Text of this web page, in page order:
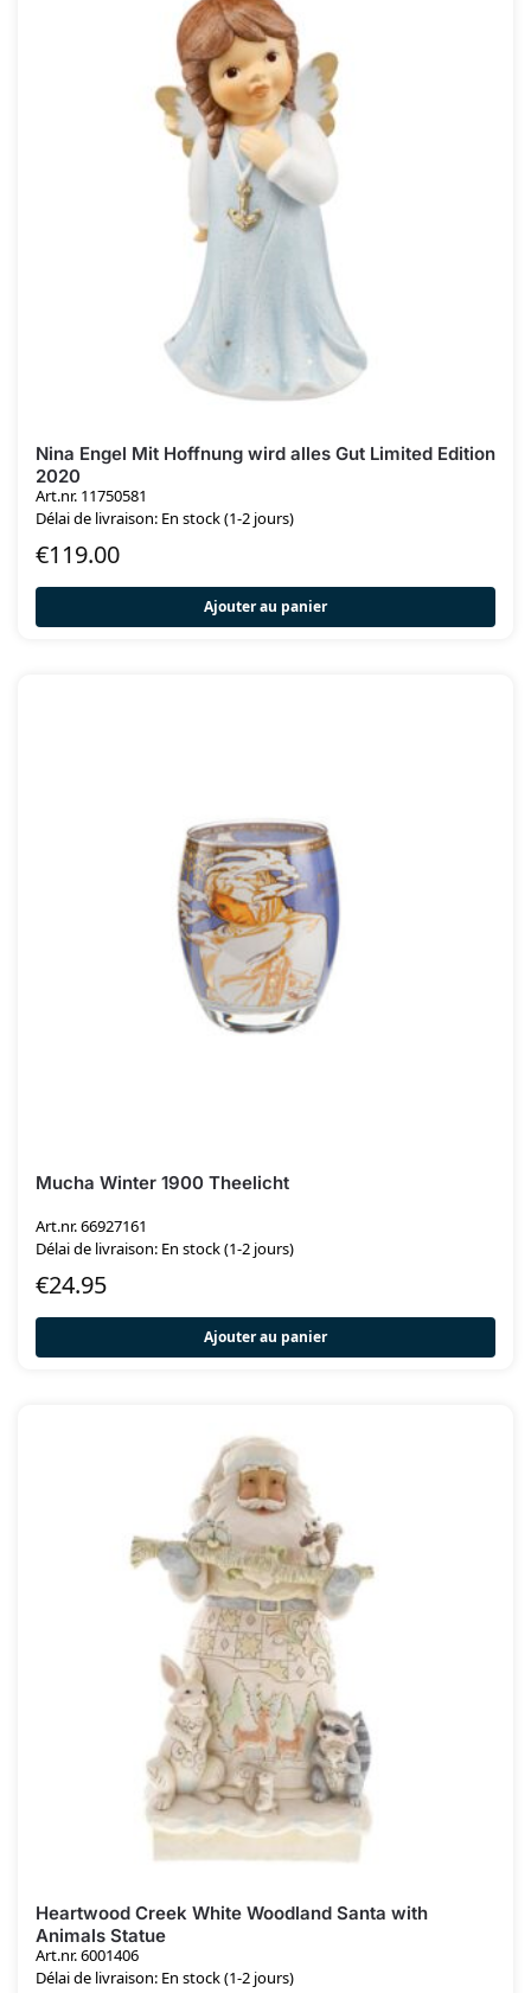
Nina Engel Mit Hoffnung wird alles Gut Limited Edition
2020
Art.nr. 11750581
Délai de livraison: En stock (1-2 jours)
€119.00
Ajouter au panier
Mucha Winter 1900 Theelicht
Art.nr. 66927161
Délai de livraison: En stock (1-2 jours)
€24.95
Ajouter au panier
Heartwood Creek White Woodland Santa with
Animals Statue
Art.nr. 6001406
Délai de livraison: En stock (1-2 jours)